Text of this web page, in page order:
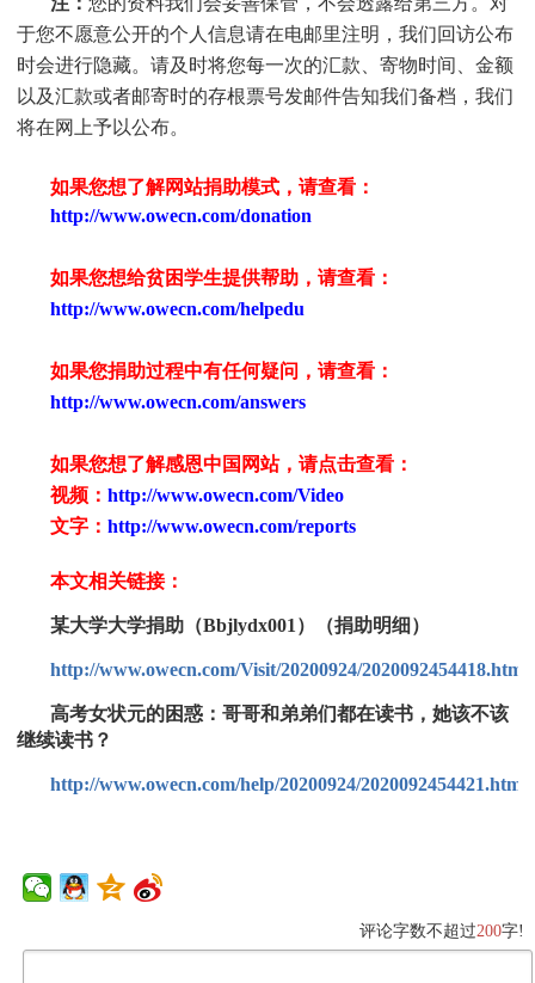
于您不愿意公开的个人信息请在电邮里注明，我们回访公布
时会进行隐藏。请及时将您每一次的汇款、寄物时间、金额
以及汇款或者邮寄时的存根票号发邮件告知我们备档，我们
将在网上予以公布。
如果您想了解网站捐助模式，请查看：
http://www.owecn.com/donation
如果您想给贫困学生提供帮助，请查看：
http://www.owecn.com/helpedu
如果您捐助过程中有任何疑问，请查看：
http://www.owecn.com/answers
如果您想了解感恩中国网站，请点击查看：
视频： http://www.owecn.com/Video
文字： http://www.owecn.com/reports
本文相关链接：
某大学大学捐助（Bbjlydx001）（捐助明细）
http://www.owecn.com/Visit/20200924/2020092454418.html
高考女状元的困惑：哥哥和弟弟们都在读书，她该不该
继续读书？
http://www.owecn.com/help/20200924/2020092454421.html
评论字数不超过200字!